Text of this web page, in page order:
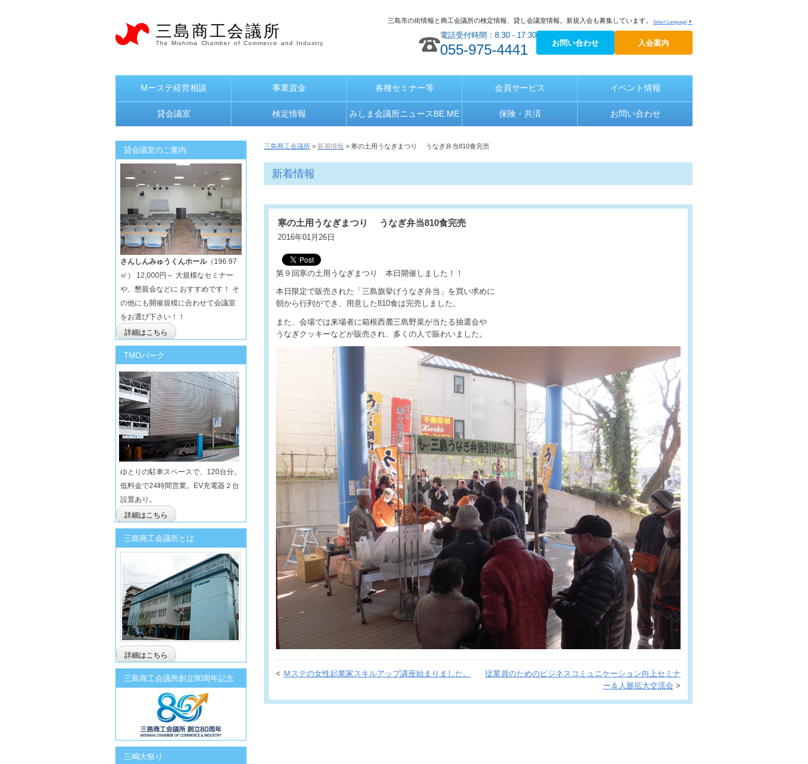
三島商工会議所
The Mishima Chamber of Commerce and Industry
Select Language ▼
三島市の街情報と商工会議所の検定情報、貸し会議室情報。新規入会も募集しています。
電話受付時間：8:30 - 17:30
055-975-4441 お問い合わせ 入会案内
Mーステ経営相談 事業資金 各種セミナー等 会員サービス イベント情報
貸会議室 検定情報 みしま会議所ニュースBE.ME 保険・共済 お問い合わせ
三島商工会議所 > 新着情報 > 寒の土用うなぎまつり うなぎ弁当810食完売
新着情報
寒の土用うなぎまつり うなぎ弁当810食完売
2016年01月26日
第９回寒の土用うなぎまつり 本日開催しました！！
本日限定で販売された「三島旗挙げうなぎ弁当」を買い求めに
朝から行列ができ、用意した810食は完売しました。
また、会場では来場者に箱根西麓三島野菜が当たる抽選会や
うなぎクッキーなどが販売され、多くの人で賑わいました。
< Ｍステの女性起業家スキルアップ講座始まりました。
従業員のためのビジネスコミュニケーション向上セミナ
ー＆人脈拡大交流会 >
貸会議室のご案内
さんしんみゅうくんホール（196.97
㎡） 12,000円～ 大規模なセミナー
や、懇親会などに おすすめです！ そ
の他にも開催規模に合わせて会議室
をお選び下さい！！
詳細はこちら
TMOパーク
ゆとりの駐車スペースで、120台分。
低料金で24時間営業。EV充電器２台
設置あり。
詳細はこちら
三島商工会議所とは
詳細はこちら
三島商工会議所創立80周年記念
三嶋大祭り